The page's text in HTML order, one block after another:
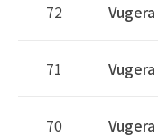
72 Vugera
71 Vugera
70 Vugera